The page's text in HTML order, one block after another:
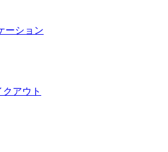
ーション
アウト